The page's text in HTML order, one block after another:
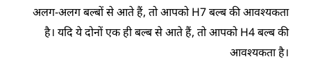
अलग-अलग बल्बों से आते हैं, तो आपको H7 बल्ब की आवश्यकता
है। यदि ये दोनों एक ही बल्ब से आते हैं, तो आपको H4 बल्ब की
आवश्यकता है।